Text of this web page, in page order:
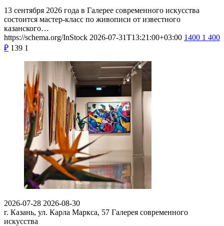
13 сентября 2026 года в Галерее современного искусства
состоится мастер-класс по живописи от известного
казанского…
https://schema.org/InStock 2026-07-31T13:21:00+03:00 1400 1 400
₽ 139 1
2026-07-28 2026-08-30
г. Казань, ул. Карла Маркса, 57 Галерея современного
искусства